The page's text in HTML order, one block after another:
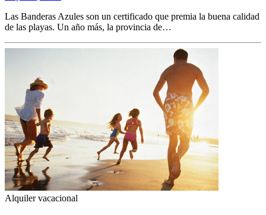
Las Banderas Azules son un certificado que premia la buena calidad
de las playas. Un año más, la provincia de…
Alquiler vacacional